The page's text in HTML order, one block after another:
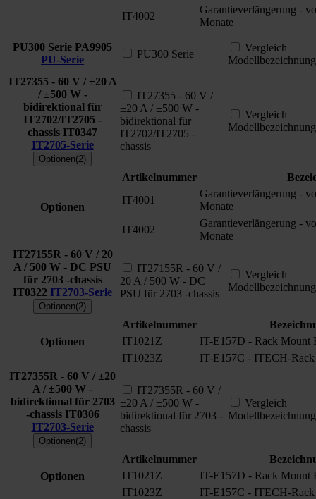
IT4002
Garantieverlängerung -
Monate
PU300 Serie PA9905
PU-Serie
PU300 Serie
Vergleich
Modellbezeichnung
IT27355 - 60 V / ±20 A
/ ±500 W -
bidirektional für
IT2702/IT2705 -
chassis IT0347
IT2705-Serie
Optionen(2)
IT27355 - 60 V /
±20 A / ±500 W -
bidirektional für
IT2702/IT2705 -
chassis
Vergleich
Modellbezeichnung
Optionen
Artikelnummer
IT4001
Garantieverlängerung -
Monate
IT4002
Garantieverlängerung -
Monate
IT27155R - 60 V / 20
A / 500 W - DC PSU
für 2703 -chassis
IT0322 IT2703-Serie
Optionen(2)
IT27155R - 60 V /
20 A / 500 W - DC
PSU für 2703 -chassis
Vergleich
Modellbezeichnung
Optionen
Artikelnummer
IT1021Z
IT-E157D - Rack Mount
IT1023Z
IT-E157C - ITECH-
IT27355R - 60 V / ±20
A / ±500 W -
bidirektional für 2703
-chassis IT0306
IT2703-Serie
Optionen(2)
IT27355R - 60 V /
±20 A / ±500 W -
bidirektional für 2703 -
chassis
Vergleich
Modellbezeichnung
Optionen
Artikelnummer
IT1021Z
IT-E157D - Rack Mount
IT1023Z
IT-E157C - ITECH-